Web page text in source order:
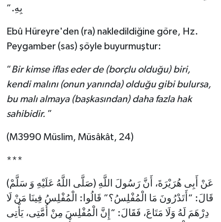
بِهِ.”
Ebû Hüreyre'den (ra) nakledildiğine göre, Hz.
Peygamber (sas) şöyle buyurmuştur:
“Bir kimse iflas eder de (borçlu olduğu) biri,
kendi malını (onun yanında) olduğu gibi bulursa,
bu malı almaya (başkasından) daha fazla hak
sahibidir. ”
(M3990 Müslim, Müsâkât, 24)
***
عَنْ أَبِى هُرَيْرَةَ، أَنَّ رَسُولَ اللَّهِ (صَلَّى اللَّهُ عَلَيْهِ وَ سَلَّمْ)
قَالَ: “أَتَدْرُونَ مَا الْمُفْلِسُ؟” قَالُوا: الْمُفْلِسُ فِينَا مَنْ لَا
دِرْهَمَ لَهُ وَلَا مَتَاعَ، فَقَالَ: “إِنَّ الْمُفْلِسَ مِنْ أُمَّتِى، يَأْتِى
Edirne Müftülüğü
Erzincan Müftülüğü
Eskişehir Müftülüğü
Giresun Müftülüğü
Gümüşhane Müftülüğü